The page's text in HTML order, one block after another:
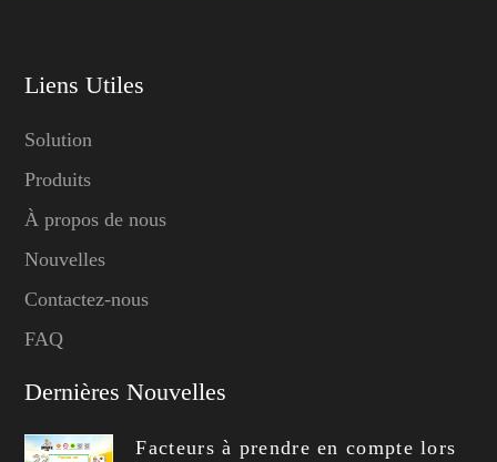
Liens Utiles
Solution
Produits
À propos de nous
Nouvelles
Contactez-nous
FAQ
Dernières Nouvelles
Facteurs à prendre en compte lors